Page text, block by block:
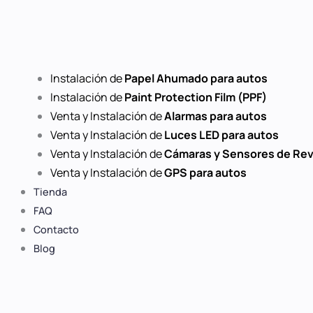
Instalación dePapel Ahumado para autos
Instalación dePaint Protection Film (PPF)
Venta y Instalación deAlarmas para autos
Venta y Instalación deLuces LED para autos
Venta y Instalación deCámaras y Sensores de
Venta y Instalación deGPS para autos
Tienda
FAQ
Contacto
Blog